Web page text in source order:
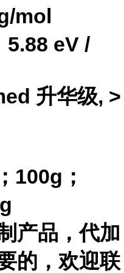
mol
5.88 eV /
升华级, >
100g；
产品，代加
的，欢迎联